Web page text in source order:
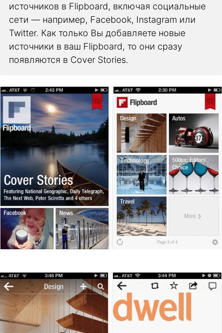
источников в Flipboard, включая социальные
сети — например, Facebook, Instagram или
Twitter. Как только Вы добавляете новые
источники в ваш Flipboard, то они сразу
появляются в Cover Stories.